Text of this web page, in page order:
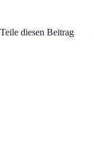
Teile diesen Beitrag